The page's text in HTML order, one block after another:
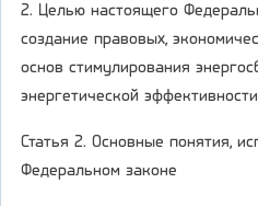
2. Целью настоящего
создание правовых,
основ стимулирования
энергетической
Статья 2. Основные понятия,
Федеральном законе